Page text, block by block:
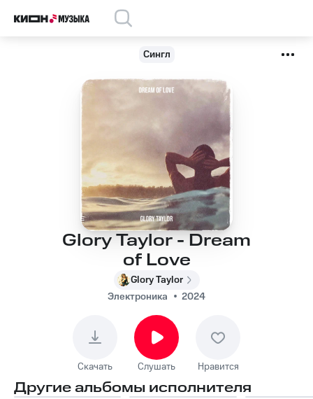
Сингл
Glory Taylor - Dream
of Love
Glory Taylor
Электроника
2024
Скачать Слушать Нравится
Другие альбомы исполнителя